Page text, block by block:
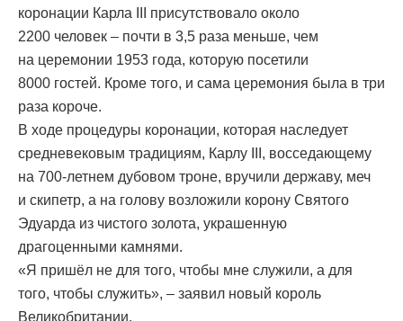
коронации Карла III присутствовало около
2200 человек – почти в 3,5 раза меньше, чем
на церемонии 1953 года, которую посетили
8000 гостей. Кроме того, и сама церемония была в три
раза короче.
В ходе процедуры коронации, которая наследует
средневековым традициям, Карлу III, восседающему
на 700-летнем дубовом троне, вручили державу, меч
и скипетр, а на голову возложили корону Святого
Эдуарда из чистого золота, украшенную
драгоценными камнями.
«Я пришёл не для того, чтобы мне служили, а для
того, чтобы служить», – заявил новый король
Великобритании.